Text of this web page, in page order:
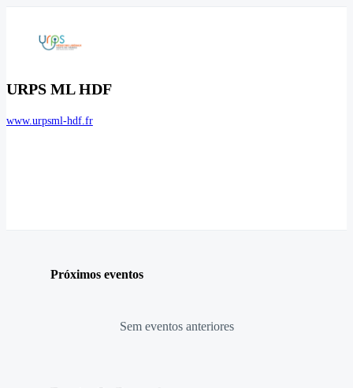
URPS ML HDF
www.urpsml-hdf.fr
Próximos eventos
Sem eventos anteriores